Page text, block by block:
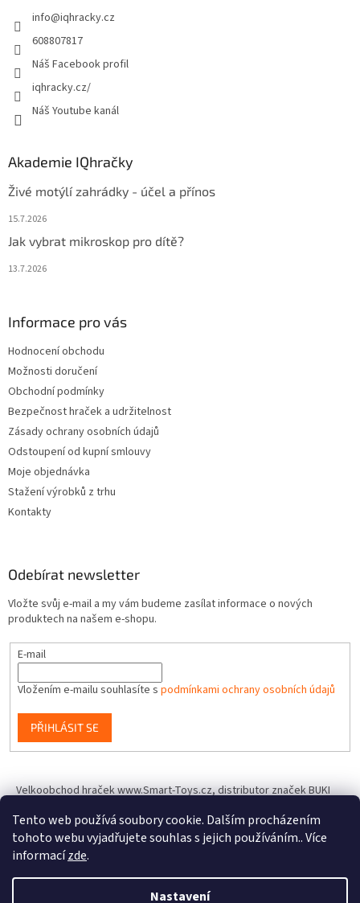
Tento web používá soubory cookie. Dalším procházením
tohoto webu vyjadřujete souhlas s jejich používáním.. Více
informacízde.
Nastavení
info@iqhracky.cz
608807817
Náš Facebook profil
iqhracky.cz/
Náš Youtube kanál
Akademie IQhračky
Živé motýlí zahrádky - účel a přínos
15.7.2026
Jak vybrat mikroskop pro dítě?
13.7.2026
Informace pro vás
Hodnocení obchodu
Možnosti doručení
Obchodní podmínky
Bezpečnost hraček a udržitelnost
Zásady ochrany osobních údajů
Odstoupení od kupní smlouvy
Moje objednávka
Stažení výrobků z trhu
Kontakty
Odebírat newsletter
Vložte svůj e-mail a my vám budeme zasílat informace o nových
produktech na našem e-shopu.
E-mail
Vložením e-mailu souhlasíte s podmínkami ochrany osobních údajů
PŘIHLÁSIT SE
Velkoobchod hraček www.Smart-Toys.cz, distributor značek BUKI